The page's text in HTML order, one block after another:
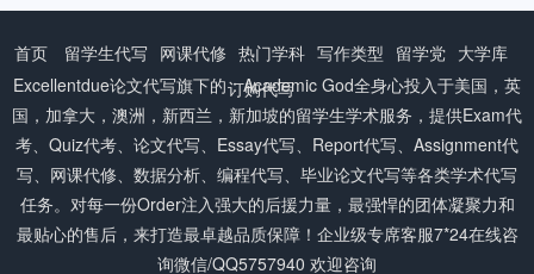
首页 留学生代写 网课代修 热门学科 写作类型 留学党 大学库
订购代写
Excellentdue论文代写旗下的：Academic God全身心投入于美国，英
国，加拿大，澳洲，新西兰，新加坡的留学生学术服务，提供Exam代
考、Quiz代考、论文代写、Essay代写、Report代写、Assignment代
写、网课代修、数据分析、编程代写、毕业论文代写等各类学术代写
任务。对每一份Order注入强大的后援力量，最强悍的团体凝聚力和
最贴心的售后，来打造最卓越品质保障！企业级专席客服7*24在线咨
询微信/QQ5757940 欢迎咨询